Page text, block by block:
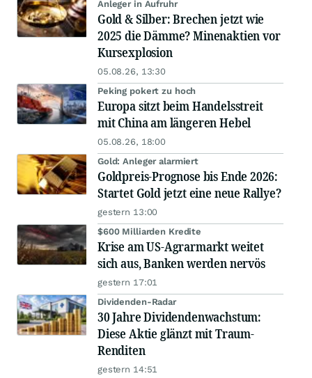
Anleger in Aufruhr
Gold & Silber: Brechen jetzt wie
2025 die Dämme? Minenaktien vor
Kursexplosion
05.08.26, 13:30
Peking pokert zu hoch
Europa sitzt beim Handelsstreit
mit China am längeren Hebel
05.08.26, 18:00
Gold: Anleger alarmiert
Goldpreis-Prognose bis Ende 2026:
Startet Gold jetzt eine neue Rallye?
gestern 13:00
$600 Milliarden Kredite
Krise am US-Agrarmarkt weitet
sich aus, Banken werden nervös
gestern 17:01
Dividenden-Radar
30 Jahre Dividendenwachstum:
Diese Aktie glänzt mit Traum-
Renditen
gestern 14:51